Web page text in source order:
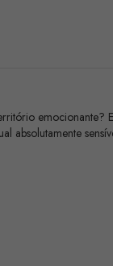
emocionante?
absolutamente